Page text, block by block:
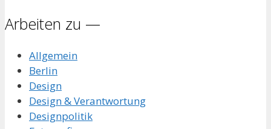
Arbeiten zu —
Allgemein
Berlin
Design
Design & Verantwortung
Designpolitik